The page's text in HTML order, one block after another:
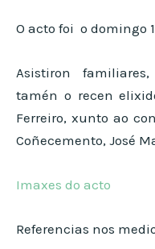
O acto foi o domingo
Asistiron
tamén o recen
Ferreiro, xunto ao
Coñecemento, José
Imaxes do acto
Referencias nos